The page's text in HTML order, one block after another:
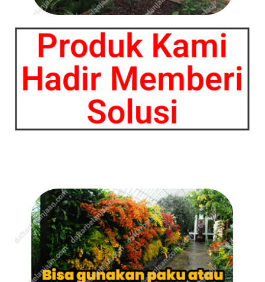
Produk Kami
Hadir Memberi
Solusi